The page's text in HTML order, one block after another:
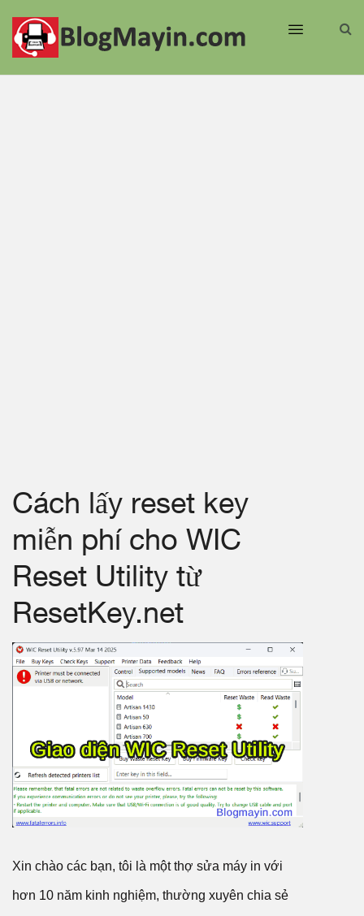
Cách lấy reset key
miễn phí cho WIC
Reset Utility từ
ResetKey.net
Xin chào các bạn, tôi là một thợ sửa máy in với
hơn 10 năm kinh nghiệm, thường xuyên chia sẻ